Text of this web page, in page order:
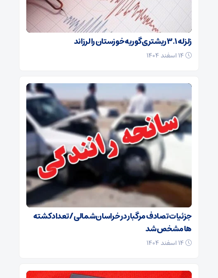
زلزله ۳.۱ ریشتری گوریه خوزستان را لرزاند
جزئیات تصادف مرگبار در خراسان‌شمالی/ تعداد کشته
ها مشخص شد